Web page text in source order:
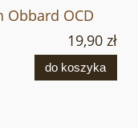
Obbard OCD
19,90 zł
do koszyka